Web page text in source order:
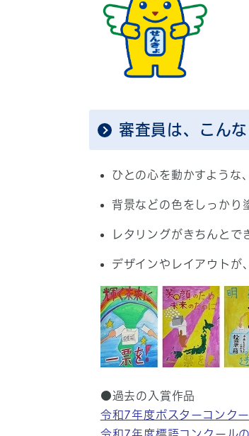
審査員は、こん
ひとの心を動かすような
背景などの色をしっかり
レタリングがきちんとで
デザインやレイアウトが
●過去の入賞作品
令和7年度ポスターコンク